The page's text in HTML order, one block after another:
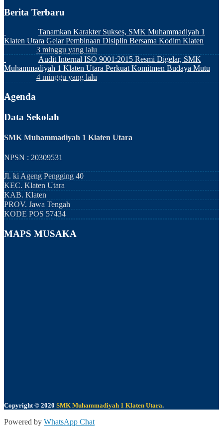
Berita Terbaru
Tanamkan Karakter Sukses, SMK Muhammadiyah 1
Klaten Utara Gelar Pembinaan Disiplin Bersama Kodim Klaten
3 minggu yang lalu
Audit Internal ISO 9001:2015 Resmi Digelar, SMK
Muhammadiyah 1 Klaten Utara Perkuat Komitmen Budaya Mutu
4 minggu yang lalu
Agenda
Data Sekolah
SMK Muhammadiyah 1 Klaten Utara
NPSN : 20309531
Jl. ki Ageng Pengging 40
KEC. Klaten Utara
KAB. Klaten
PROV. Jawa Tengah
KODE POS 57434
MAPS MUSAKA
Copyright © 2020 SMK Muhammadiyah 1 Klaten Utara.
Powered by WhatsApp Chat